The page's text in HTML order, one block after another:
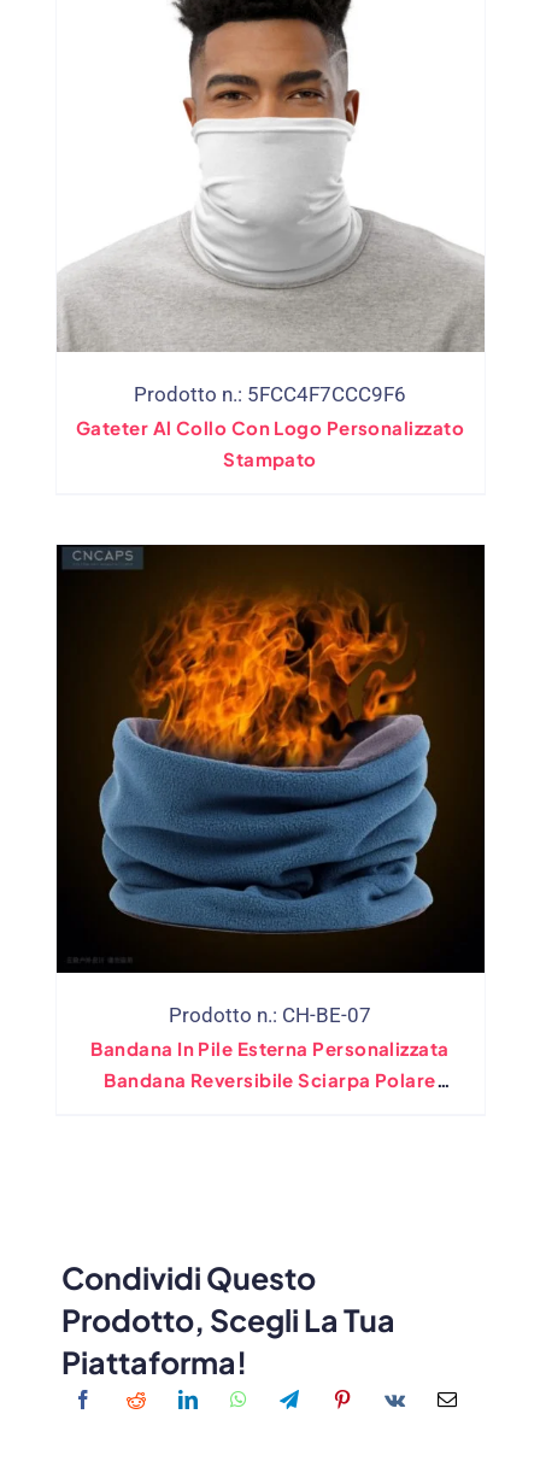
Prodotto n.: 5FCC4F7CCC9F6
Gateter Al Collo Con Logo Personalizzato
Stampato
Prodotto n.: CH-BE-07
Bandana In Pile Esterna Personalizzata
Bandana Reversibile Sciarpa Polare
Condividi Questo
Prodotto, Scegli La Tua
Piattaforma!